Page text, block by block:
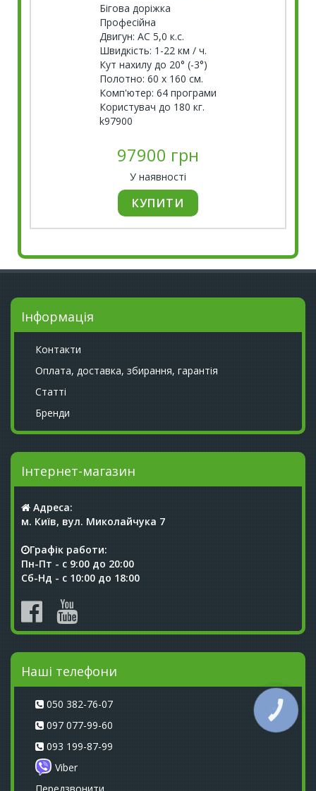
Бігова доріжка
Професійна
Двигун: AC 5,0 к.с.
Швидкість: 1-22 км / ч.
Кут нахилу до 20° (-3°)
Полотно: 60 х 160 см.
Комп'ютер: 64 програми
Користувач до 180 кг.
k97900
97900 грн
У наявності
Інформація
Контакти
Оплата, доставка, збирання, гарантія
Статті
Бренди
Інтернет-магазин
Адреса:
м. Київ, вул. Миколайчука 7
Графік работи:
Пн-Пт - с 9:00 до 20:00
Сб-Нд - с 10:00 до 18:00
Наші телефони
050 382-76-07
097 077-99-60
093 199-87-99
Viber
КНОПКА
СВЯЗИ